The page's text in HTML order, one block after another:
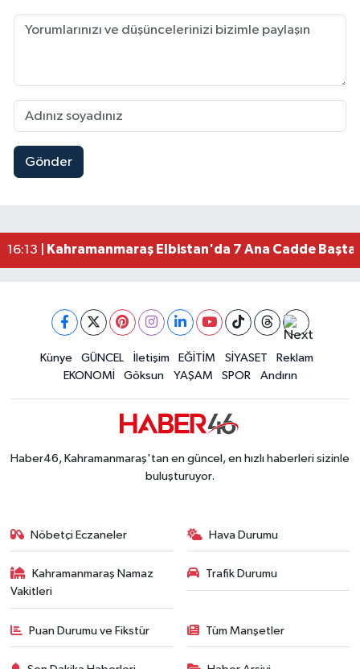
Gönder
17:08 |Kahramanmaraş’ta Hafif Ticari Araç Takla Attı:
16:13 |
Kahramanmaraş Elbistan'da 7 Ana Cadde
16:04 |Kahramanmaraş'ta 31 Köprü Tamamlandı, 83
Kahramanmaraş'ta Doğa Yürüyüşünde
Kahramanmaraş'ta Ağustos Fuarı Ailelerin
11:02 |Fırat Görgel Ağustos Fuarı'nda Vatandaşlarla
Kahramanmaraş Ağustos Fuarı'nda Karadeniz
10:31 |Kahramanmaraş'ta Kanalda Bulunan Minik
Kahramanmaraş Elbistan’da İdris Altun Taziye
Kahramanmaraş’ta Otomobil Yan Yattı: 3
Künye GÜNCEL İletişim EĞİTİM SİYASET
Reklam
EKONOMİ
Göksun YAŞAM SPOR Andırın
Haber46, Kahramanmaraş'tan en güncel, en hızlı haberleri sizinle
buluşturuyor.
Nöbetçi Eczaneler Hava Durumu
Kahramanmaraş Namaz
Vakitleri
Trafik Durumu
Puan Durumu ve Fikstür Tüm Manşetler